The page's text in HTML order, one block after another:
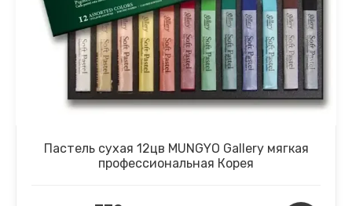
Пастель сухая 12цв MUNGYO Gallery мягкая
профессиональная Корея